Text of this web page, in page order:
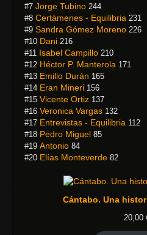
#7 Jorge Tubino 244
#8 Certámenes - Equilibria 231
#9 Sandra Gómez Moreno 226
#10 Dani 216
#11 Isabel Campillo 210
#12 Héctor P. Manterola 171
#13 Emilio Durán 165
#14 Eran Mineri 156
#15 Vicente Ortiz 137
#16 Veronica Vargas 132
#17 Entrevistas - Equilibria 112
#18 Pedro Miguel 85
#19 Antonio 84
#20 Elías Monteverde 82
Cántabo. Una
20,00